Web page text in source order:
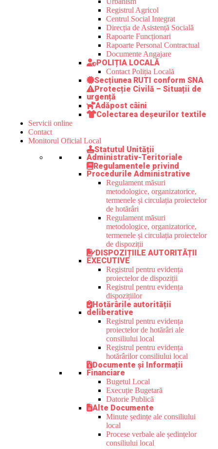
Registrul Agricol
Centrul Social Integrat
Direcția de Asistență Socială
Rapoarte Funcționari
Rapoarte Personal Contractual
Documente Angajare
POLIȚIA LOCALĂ
Contact Poliția Locală
Secțiunea RUTI conform SNA
Protecție Civilă – Situații de
urgență
Adăpost câini
Colectarea deșeurilor textile
Servicii online
Contact
Monitorul Oficial Local
Statutul Unității
Administrativ-Teritoriale
Regulamentele privind
Procedurile Administrative
Regulament măsuri
metodologice, organizatorice,
termenele și circulația proiectelor
de hotărâri
Regulament măsuri
metodologice, organizatorice,
termenele și circulația proiectelor
de dispoziții
DISPOZIȚIILE AUTORITĂȚII
EXECUTIVE
Registrul pentru evidența
proiectelor de dispoziții
Registrul pentru evidența
dispozițiilor
Hotărârile autorității
deliberative
Registrul pentru evidența
proiectelor de hotărâri ale
consiliului local
Registrul pentru evidența
hotărârilor consiliului local
Documente și Informații
Financiare
Bugetul Local
Execuție Bugetară
Datorie Publică
Alte Documente
Minute ședințe ale consiliului
local
Procese verbale ale ședințelor
consiliului local